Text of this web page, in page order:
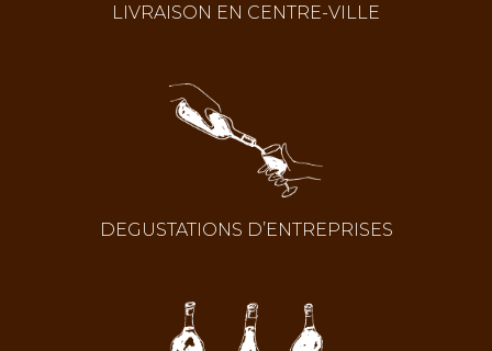
LIVRAISON EN CENTRE-VILLE
DEGUSTATIONS D’ENTREPRISES